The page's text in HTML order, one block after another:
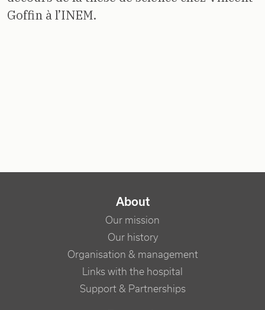
Goffin à l’INEM.
NAVIGATION PRINCIPALE
About
Our mission
Our history
Organisation & management
Links with the hospital
Support & Partnerships